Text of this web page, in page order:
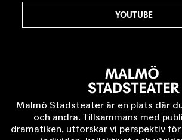
Malmö Stadsteater är en plats där
och andra. Tillsammans med
dramatiken, utforskar vi perspektiv
YOUTUBE